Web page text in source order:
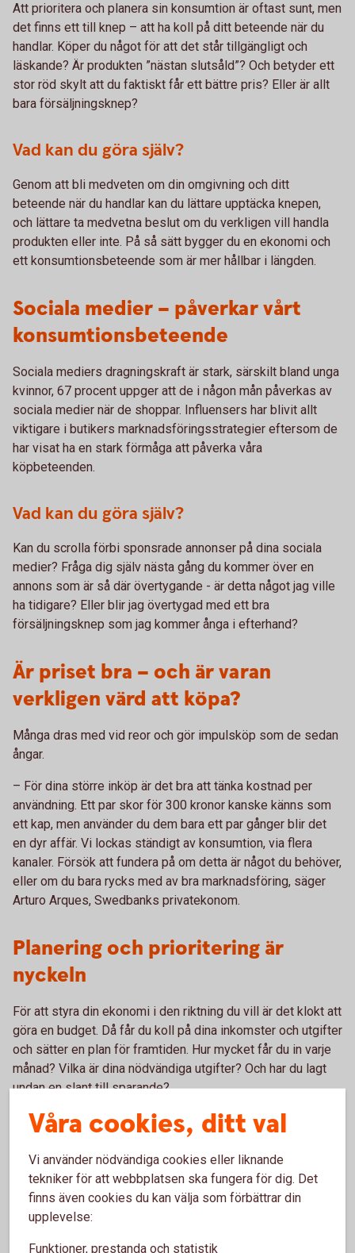
Att prioritera och planera sin konsumtion är oftast sunt, men
det finns ett till knep – att ha koll på ditt beteende när du
handlar. Köper du något för att det står tillgängligt och
läskande? Är produkten ”nästan slutsåld”? Och betyder ett
stor röd skylt att du faktiskt får ett bättre pris? Eller är allt
bara försäljningsknep?
Vad kan du göra själv?
Genom att bli medveten om din omgivning och ditt
beteende när du handlar kan du lättare upptäcka knepen,
och lättare ta medvetna beslut om du verkligen vill handla
produkten eller inte. På så sätt bygger du en ekonomi och
ett konsumtionsbeteende som är mer hållbar i längden.
Sociala medier – påverkar vårt
konsumtionsbeteende
Sociala mediers dragningskraft är stark, särskilt bland unga
kvinnor, 67 procent uppger att de i någon mån påverkas av
sociala medier när de shoppar. Influensers har blivit allt
viktigare i butikers marknadsföringsstrategier eftersom de
har visat ha en stark förmåga att påverka våra
köpbeteenden.
Vad kan du göra själv?
Kan du scrolla förbi sponsrade annonser på dina sociala
medier? Fråga dig själv nästa gång du kommer över en
annons som är så där övertygande - är detta något jag ville
ha tidigare? Eller blir jag övertygad med ett bra
försäljningsknep som jag kommer ånga i efterhand?
Är priset bra – och är varan
verkligen värd att köpa?
Många dras med vid reor och gör impulsköp som de sedan
ångar.
– För dina större inköp är det bra att tänka kostnad per
användning. Ett par skor för 300 kronor kanske känns som
ett kap, men använder du dem bara ett par gånger blir det
en dyr affär. Vi lockas ständigt av konsumtion, via flera
kanaler. Försök att fundera på om detta är något du behöver,
eller om du bara rycks med av bra marknadsföring, säger
Arturo Arques, Swedbanks privatekonom.
Planering och prioritering är
nyckeln
För att styra din ekonomi i den riktning du vill är det klokt att
göra en budget. Då får du koll på dina inkomster och utgifter
och sätter en plan för framtiden. Hur mycket får du in varje
månad? Vilka är dina nödvändiga utgifter? Och har du lagt
undan en slant till sparande?
När du har gjort detta, då kan det vara dags att fundera på
Prioritera det du behöver
Våra cookies, ditt val
Vi använder nödvändiga cookies eller liknande
tekniker för att webbplatsen ska fungera för dig. Det
finns även cookies du kan välja som förbättrar din
upplevelse:
Funktioner, prestanda och statistik